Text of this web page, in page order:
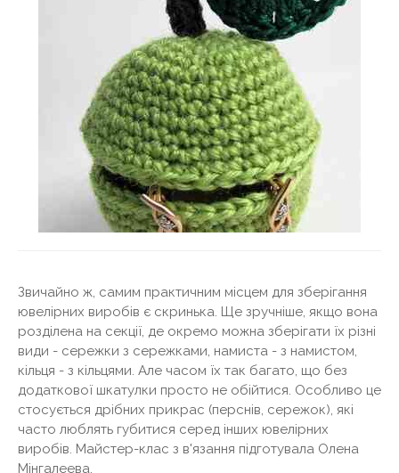
Звичайно ж, самим практичним місцем для зберігання
ювелірних виробів є скринька. Ще зручніше, якщо вона
розділена на секції, де окремо можна зберігати їх різні
види - сережки з сережками, намиста - з намистом,
кільця - з кільцями. Але часом їх так багато, що без
додаткової шкатулки просто не обійтися. Особливо це
стосується дрібних прикрас (перснів, сережок), які
часто люблять губитися серед інших ювелірних
виробів. Майстер-клас з в'язання підготувала Олена
Мінгалеева.